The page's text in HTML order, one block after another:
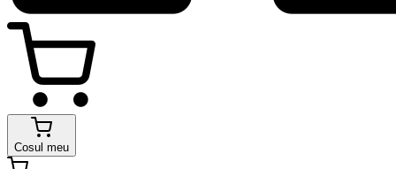
Cosul meu